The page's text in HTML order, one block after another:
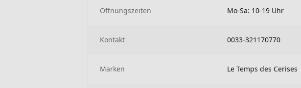
Öffnungszeiten Mo-Sa: 10-19 Uhr
Kontakt 0033-321170770
Marken Le Temps des Cerises